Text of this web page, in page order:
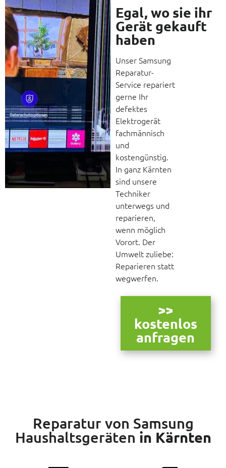
Egal, wo sie ihr
Gerät gekauft
haben​
Unser Samsung
Reparatur-
Service repariert
gerne Ihr
defektes
Elektrogerät
fachmännisch
und
kostengünstig.
In ganz Kärnten
sind unsere
Techniker
unterwegs und
reparieren,
wenn möglich
Vorort. Der
Umwelt zuliebe:
Reparieren statt
wegwerfen.
>>
kostenlos
anfragen
Reparatur von Samsung
Haushaltsgeräten in Kärnten